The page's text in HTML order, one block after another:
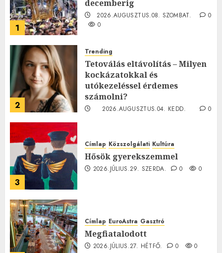
1
decemberig
2026.AUGUSZTUS.08. SZOMBAT.
0
0
2
Trending
Tetoválás eltávolítás – Milyen
kockázatokkal és
utókezeléssel érdemes
számolni?
2026.AUGUSZTUS.04. KEDD.
0
3
Címlap Közszolgálati Kultúra
Hősök gyerekszemmel
2026.JÚLIUS.29. SZERDA. 0 0
Címlap EuroAstra Gasztró
Megfiatalodott
2026.JÚLIUS.27. HÉTFŐ. 0 0